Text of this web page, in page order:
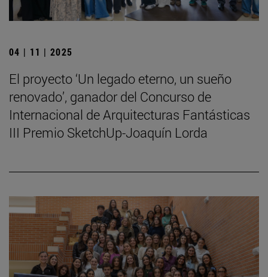
04 | 11 | 2025
El proyecto ‘Un legado eterno, un sueño
renovado’, ganador del Concurso de
Internacional de Arquitecturas Fantásticas
III Premio SketchUp-Joaquín Lorda